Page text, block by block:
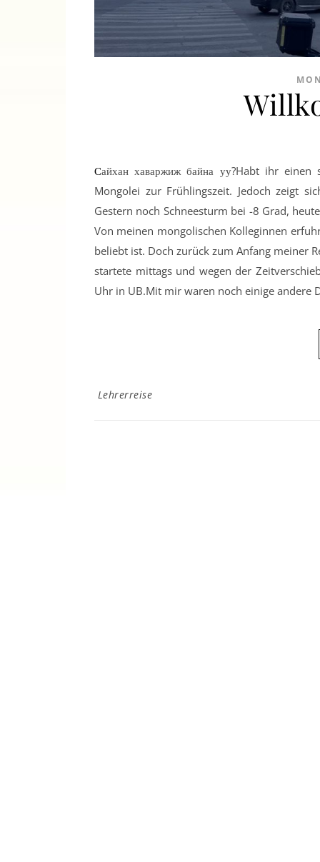
Сайхан хаваржиж байна уу?Habt ihr einen schönen Frühling? Mit diesen Worten begrüßt man sich in der
Mongolei zur Frühlingszeit. Jedoch zeigt
Gestern noch Schneesturm bei -8 Grad,
Von meinen mongolischen Kolleginnen
beliebt ist. Doch zurück zum Anfang meiner
startete mittags und wegen der
Uhr in UB.Mit mir waren noch einige andere
Lehrerreise